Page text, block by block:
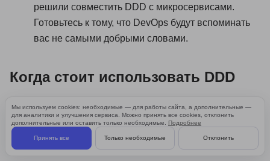
решили совместить DDD с микросервисами.
Готовьтесь к тому, что DevOps будут вспоминать
вас не самыми добрыми словами.
Когда стоит использовать DDD
В сложных бизнес-доменах (банкинг,
страхование, логистика)
В долгосрочных проектах
Мы используем cookies: необходимые — для работы сайта, а дополнительные —
для аналитики и улучшения сервиса. Можно принять все cookies, отклонить
дополнительные или оставить только необходимые. Подробнее
Принять все Только необходимые Отклонить